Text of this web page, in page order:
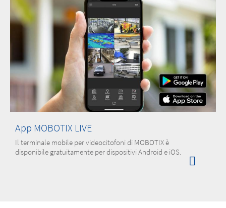
App MOBOTIX LIVE
Il terminale mobile per videocitofoni di MOBOTIX è
disponibile gratuitamente per dispositivi Android e iOS.